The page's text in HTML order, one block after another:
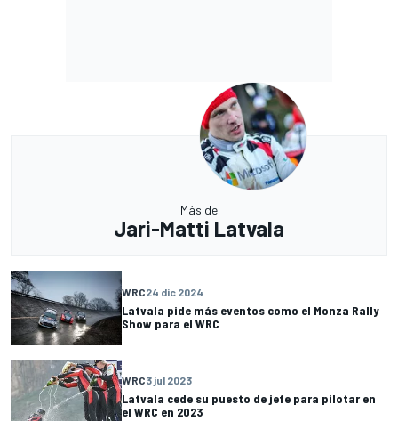
Más de
Jari-Matti Latvala
WRC24 dic 2024
Latvala pide más eventos como el Monza Rally
Show para el WRC
WRC3 jul 2023
Latvala cede su puesto de jefe para pilotar en
el WRC en 2023